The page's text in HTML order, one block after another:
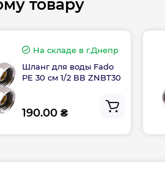
товару
На складев г.Днепр
Шланг для воды Fado
PE 30 см 1/2 ВВ ZNBT30
190.00 ₴